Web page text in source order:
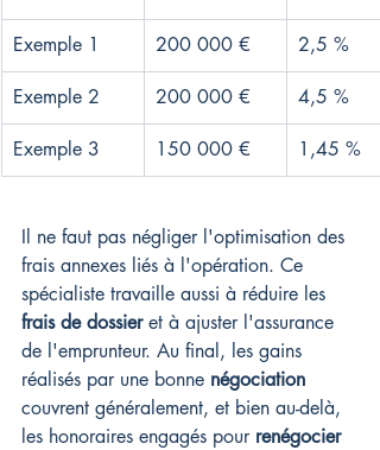
Exemple 1 200 000 € 2,5 %
Exemple 2 200 000 € 4,5 %
Exemple 3 150 000 € 1,45 %
Il ne faut pas négliger l'optimisation des
frais annexes liés à l'opération. Ce
spécialiste travaille aussi à réduire les
frais de dossier et à ajuster l'assurance
de l'emprunteur. Au final, les gains
réalisés par une bonne négociation
couvrent généralement, et bien au-delà,
les honoraires engagés pour renégocier